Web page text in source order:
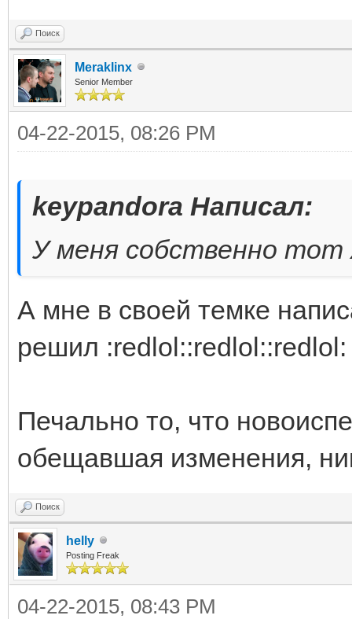
Поиск
Meraklinx
Senior Member
04-22-2015, 08:26 PM
keypandora Написал:
У меня собственно тот
А мне в своей темке
решил :redlol::redlol::redlol:
Печально то, что
обещавшая изменения,
Поиск
helly
Posting Freak
04-22-2015, 08:43 PM